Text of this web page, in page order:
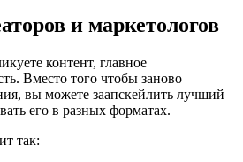
и маркетологов
контент, главное
Вместо того чтобы заново
вы можете заапскейлить лучший
его в разных форматах.
так: